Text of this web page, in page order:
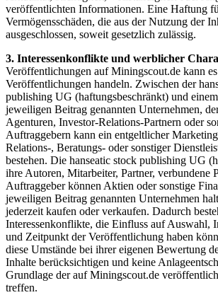
veröffentlichten Informationen. Eine Haftung
Vermögensschäden, die aus der Nutzung der
ausgeschlossen, soweit gesetzlich zulässig.
3. Interessenkonflikte und werblicher
Veröffentlichungen auf Miningscout.de kann
Veröffentlichungen handeln. Zwischen der
publishing UG (haftungsbeschränkt) und
jeweiligen Beitrag genannten Unternehmen,
Agenturen, Investor-Relations-Partnern oder
Auftraggebern kann ein entgeltlicher
Relations-, Beratungs- oder sonstiger
bestehen. Die hanseatic stock publishing UG
ihre Autoren, Mitarbeiter, Partner, verbundene
Auftraggeber können Aktien oder sonstige
jeweiligen Beitrag genannten Unternehmen
jederzeit kaufen oder verkaufen. Dadurch
Interessenkonflikte, die Einfluss auf Auswahl,
und Zeitpunkt der Veröffentlichung haben
diese Umstände bei ihrer eigenen Bewertung
Inhalte berücksichtigen und keine
Grundlage der auf Miningscout.de
treffen.